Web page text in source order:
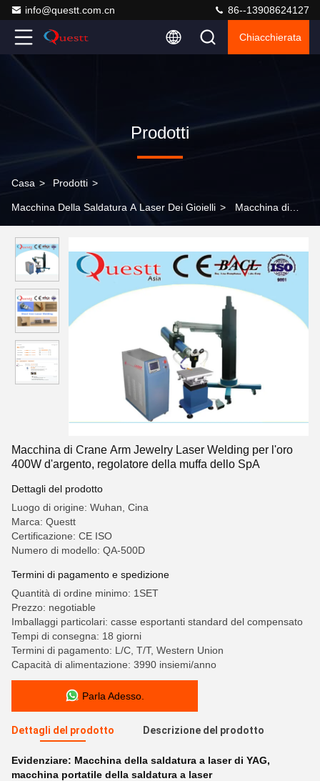
info@questt.com.cn 86--13908624127
Chiacchierata
Prodotti
Casa > Prodotti >
Macchina Della Saldatura A Laser Dei Gioielli > Macchina di
regolatore della muffa dello SpA
Macchina di Crane Arm Jewelry Laser Welding per l'oro
400W d'argento, regolatore della muffa dello SpA
Dettagli del prodotto
Luogo di origine: Wuhan, Cina
Marca: Questt
Certificazione: CE ISO
Numero di modello: QA-500D
Termini di pagamento e spedizione
Quantità di ordine minimo: 1SET
Prezzo: negotiable
Imballaggi particolari: casse esportanti standard del compensato
Tempi di consegna: 18 giorni
Termini di pagamento: L/C, T/T, Western Union
Capacità di alimentazione: 3990 insiemi/anno
Parla Adesso.
Dettagli del prodotto Descrizione del prodotto
Evidenziare: Macchina della saldatura a laser di YAG,
macchina portatile della saldatura a laser